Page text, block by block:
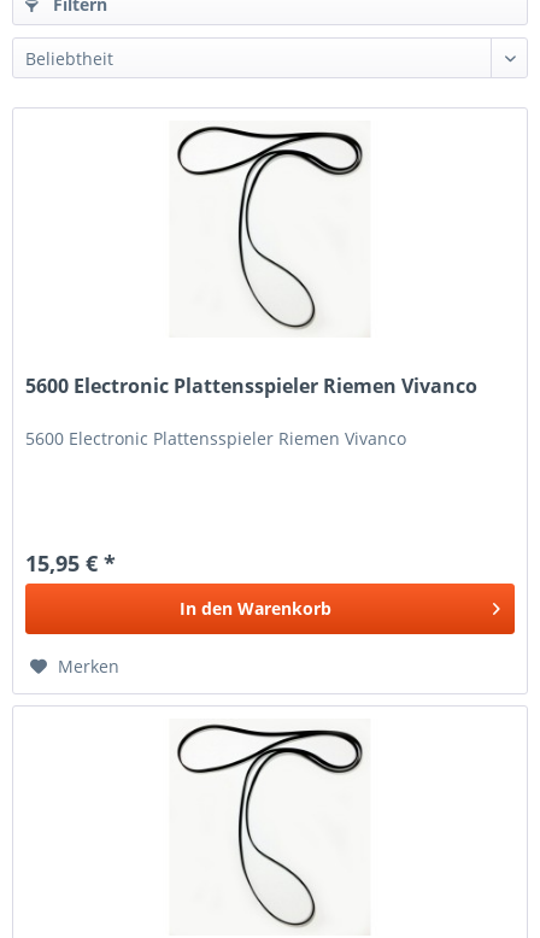
5600 Electronic Plattensspieler Riemen Vivanco
5600 Electronic Plattensspieler Riemen Vivanco
15,95 € *
In den Warenkorb
Merken